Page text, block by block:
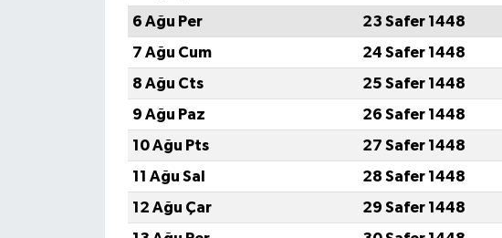
6 Ağu Per
23 Safer 1448
7 Ağu Cum
24 Safer 1448
8 Ağu Cts
25 Safer 1448
9 Ağu Paz
26 Safer 1448
10 Ağu Pts
27 Safer 1448
11 Ağu Sal
28 Safer 1448
12 Ağu Çar
29 Safer 1448